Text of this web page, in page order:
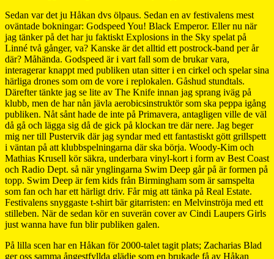
Sedan var det ju Håkan dvs ölpaus. Sedan en av festivalens mest
oväntade bokningar: Godspeed You! Black Emperor. Eller nu när
jag tänker på det har ju faktiskt Explosions in the Sky spelat på
Linné två gånger, va? Kanske är det alltid ett postrock-band per år
där? Måhända. Godspeed är i vart fall som de brukar vara,
interagerar knappt med publiken utan sitter i en cirkel och spelar sina
härliga drones som om de vore i replokalen. Gåshud stundtals.
Därefter tänkte jag se lite av The Knife innan jag sprang iväg på
klubb, men de har nån jävla aerobicsinstruktör som ska peppa igång
publiken. Nåt sånt hade de inte på Primavera, antagligen ville de väl
då gå och lägga sig då de gick på klockan tre där nere. Jag beger
mig ner till Pustervik där jag syndar med ett fantastiskt gött grillspett
i väntan på att klubbspelningarna där ska börja. Woody-Kim och
Mathias Krusell kör säkra, underbara vinyl-kort i form av Best Coast
och Radio Dept. så när ynglingarna Swim Deep går på är formen på
topp. Swim Deep är fem kids från Birmingham som är samspelta
som fan och har ett härligt driv. Får mig att tänka på Real Estate.
Festivalens snyggaste t-shirt bär gitarristen: en Melvinströja med ett
stilleben. När de sedan kör en suverän cover av Cindi Laupers Girls
just wanna have fun blir publiken galen.
På lilla scen har en Håkan för 2000-talet tagit plats; Zacharias Blad
ger oss samma ångestfyllda glädje som en brukade få av Håkan